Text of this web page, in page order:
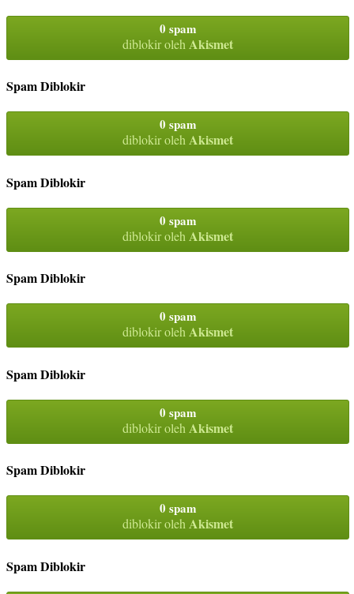
0 spam
diblokir oleh Akismet
Spam Diblokir
0 spam
diblokir olehAkismet
Spam Diblokir
0 spam
diblokir oleh Akismet
Spam Diblokir
0 spam
diblokir olehAkismet
Spam Diblokir
0 spam
diblokir oleh Akismet
Spam Diblokir
0 spam
diblokir olehAkismet
Spam Diblokir